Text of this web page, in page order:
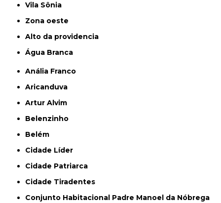
Vila Sônia
Zona oeste
alto da providencia
Água Branca
Anália Franco
Aricanduva
Artur Alvim
Belenzinho
Belém
Cidade Líder
Cidade Patriarca
Cidade Tiradentes
Conjunto Habitacional Padre Manoel da Nóbrega